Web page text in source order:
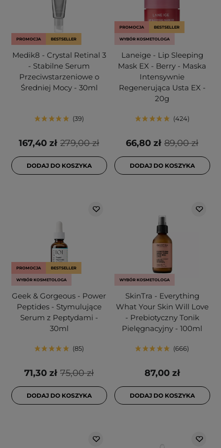
PROMOCJA BESTSELLER
Medik8 - Crystal Retinal 3
- Stabilne Serum
Przeciwstarzeniowe o
Średniej Mocy - 30ml
39
279,00 zł
167,40 zł
DODAJ DO KOSZYKA
PROMOCJA BESTSELLER
WYBÓR KOSMETOLOGA
Laneige - Lip Sleeping
Mask EX - Berry - Maska
Intensywnie
Regenerująca Usta EX -
20g
424
89,00 zł
66,80 zł
DODAJ DO KOSZYKA
PROMOCJA BESTSELLER
WYBÓR KOSMETOLOGA
Geek & Gorgeous - Power
Peptides - Stymulujące
Serum z Peptydami -
30ml
85
75,00 zł
71,30 zł
DODAJ DO KOSZYKA
WYBÓR KOSMETOLOGA
SkinTra - Everything
What Your Skin Will Love
- Prebiotyczny Tonik
Pielęgnacyjny - 100ml
666
87,00 zł
DODAJ DO KOSZYKA